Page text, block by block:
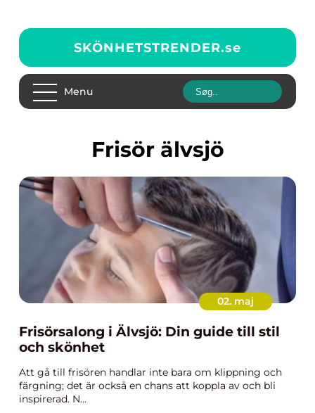
SKÖNHETSTRENDER.se
Menu
frisör älvsjö
02. maj
Frisörsalong i Älvsjö: Din guide till stil
och skönhet
Att gå till frisören handlar inte bara om klippning och
färgning; det är också en chans att koppla av och bli
inspirerad. N...